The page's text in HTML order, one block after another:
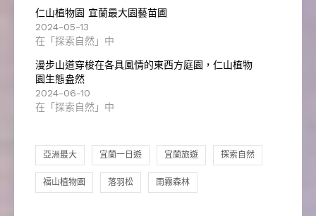
仁山植物園 宜蘭最大園藝苗圃
2024-05-13
在「探索自然」中
漫步山道穿梭在各具風情的東西方庭園，仁山植物
園生態盎然
2024-06-10
在「探索自然」中
亞洲最大 宜蘭一日遊 宜蘭旅遊 探索自然
福山植物園 落羽松 雨霧森林